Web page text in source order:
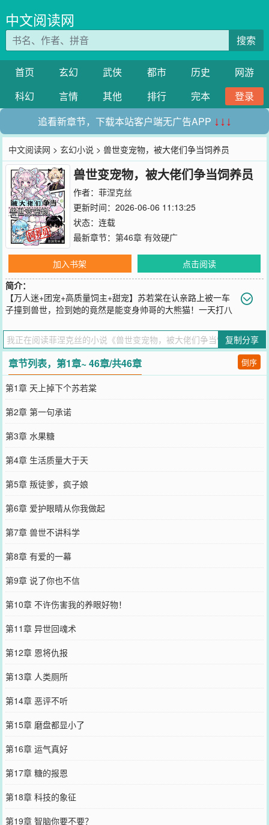
中文阅读网
搜索
首页 玄幻 武侠 都市 历史
网游
科幻
言情 其他 排行 完本
登录
追看新章节，下载本站客户端无广告APP ↓↓↓
中文阅读网 >玄幻小说 > 兽世变宠物，被大佬们争当饲养员
兽世变宠物，被大佬们争当饲养员
作者： 菲涅克丝
更新时间：2026-06-06 11:13:25
状态：连载
最新章节： 第46章 有效硬广
加入书架
点击阅读
简介：
【万人迷+团宠+高质量饲主+甜宠】苏若棠在认亲路上被一车
子撞到兽世，捡到她的竟然是能变身帅哥的大熊猫！一天打八
但上进的大熊猫是第一位饲主，皇后地位牢固且不可撼动，就是爱吃
醋这一点让苏若棠总是觉得无奈有钱有颜的黑豹总裁就是貌美贵妃，
一身皮毛溜光水滑，凭借钞能力深得盛宠人鱼大明星温柔体贴且实在
貌美，就算不是毛茸茸也总会引得苏若棠侧目还有一心钻空子的狐
狸、软萌可爱的垂耳兔……窝在温柔乡里的苏若棠一转身，发现竟然
还有一整个兽世的毛茸茸等着她去宠幸！……兽人体内的狂躁因子伴
着血液流淌，会在外界刺激下随时苏醒，狂躁值飙升的最终结果是变
成一只失去理智的嗜血猛兽一生都在和狂躁因子做抗争的兽人发现饲
养一只伴宠能够有效安抚狂躁因子，稳定狂躁值而灵裔种更是其中佼
佼者就在这时，拥有史上最强安抚子能力的苏若棠出现了……
您要是觉得《兽世变宠物，被大佬们争当饲养员
忘记向您QQ群和微博微信里的朋友推荐哦！
复制分享
章节列表，第1章~ 46章/共46章 倒序
第1章 天上掉下个苏若棠
第2章 第一句承诺
第3章 水果糖
第4章 生活质量大于天
第5章 叛徒爹，疯子娘
第6章 爱护眼睛从你我做起
第7章 兽世不讲科学
第8章 有爱的一幕
第9章 说了你也不信
第10章 不许伤害我的养眼好物！
第11章 异世回魂术
第12章 恩将仇报
第13章 人类厕所
第14章 恶评不听
第15章 磨盘都显小了
第16章 运气真好
第17章 糖的报恩
第18章 科技的象征
第19章 智脑你要不要？